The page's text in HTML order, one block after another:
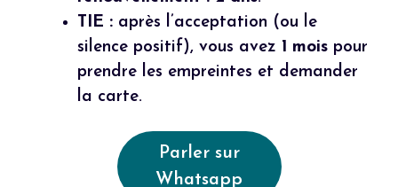
TIE : après l’acceptation (ou le
silence positif), vous avez 1 mois pour
prendre les empreintes et demander
la carte.
Parler sur
Whatsapp